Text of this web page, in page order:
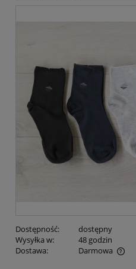
Dostępność:
dostępny
Wysyłka w:
48 godzin
Dostawa:
Darmowa
Cena nie zawiera